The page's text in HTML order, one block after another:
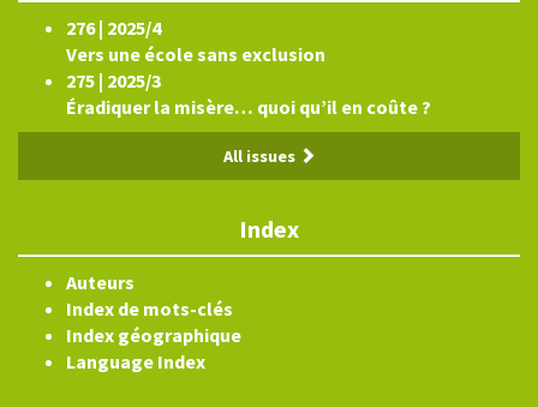
276 | 2025/4
Vers une école sans exclusion
275 | 2025/3
Éradiquer la misère… quoi qu’il en coûte ?
All issues
Index
Auteurs
Index de mots-clés
Index géographique
Language Index